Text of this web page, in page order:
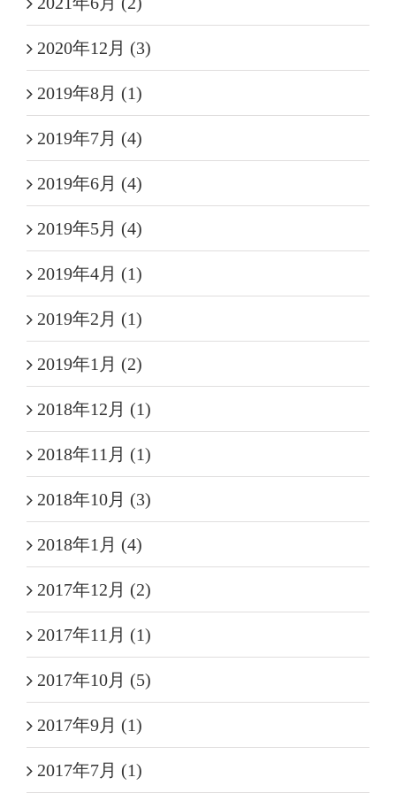
2020年12月 (3)
2019年8月 (1)
2019年7月 (4)
2019年6月 (4)
2019年5月 (4)
2019年4月 (1)
2019年2月 (1)
2019年1月 (2)
2018年12月 (1)
2018年11月 (1)
2018年10月 (3)
2018年1月 (4)
2017年12月 (2)
2017年11月 (1)
2017年10月 (5)
2017年9月 (1)
2017年7月 (1)